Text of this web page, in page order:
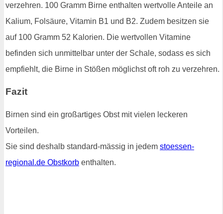
verzehren. 100 Gramm Birne enthalten wertvolle Anteile an
Kalium, Folsäure, Vitamin B1 und B2. Zudem besitzen sie
auf 100 Gramm 52 Kalorien. Die wertvollen Vitamine
befinden sich unmittelbar unter der Schale, sodass es sich
empfiehlt, die Birne in Stößen möglichst oft roh zu verzehren.
Fazit
Birnen sind ein großartiges Obst mit vielen leckeren
Vorteilen.
Sie sind deshalb standard-mässig in jedem stoessen-
regional.de Obstkorb enthalten.